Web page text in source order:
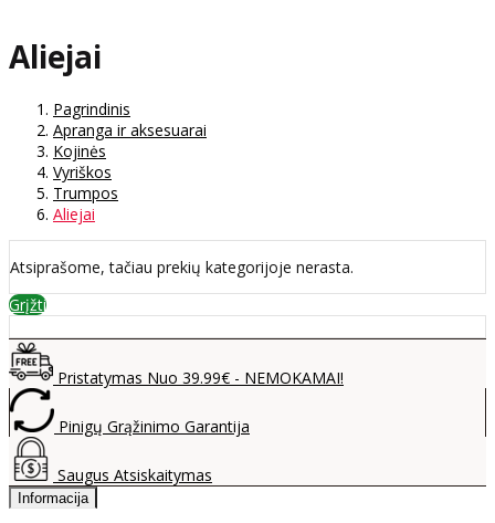
Aliejai
Pagrindinis
Apranga ir aksesuarai
Kojinės
Vyriškos
Trumpos
Aliejai
Atsiprašome, tačiau prekių kategorijoje nerasta.
Grįžti
Pristatymas Nuo 39.99€ - NEMOKAMAI!
Pinigų Grąžinimo Garantija
Saugus Atsiskaitymas
Informacija